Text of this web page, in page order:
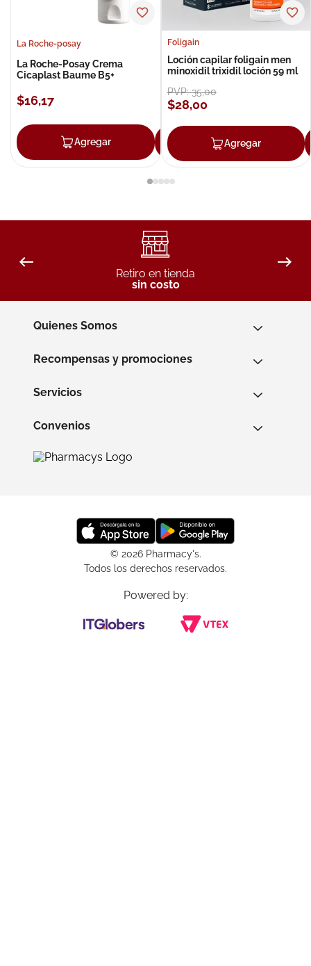
La Roche-posay
La Roche-Posay Crema
Cicaplast Baume B5+
$16,17
Agregar Agregar
Foligain
Loción capilar foligain men
minoxidil trixidil loción 59 ml
PVP:35,00
$28,00
Agregar
Retiro en tienda
sin costo
Quienes Somos
Recompensas y promociones
Servicios
Convenios
© 2026 Pharmacy's.
Todos los derechos reservados.
Powered by: